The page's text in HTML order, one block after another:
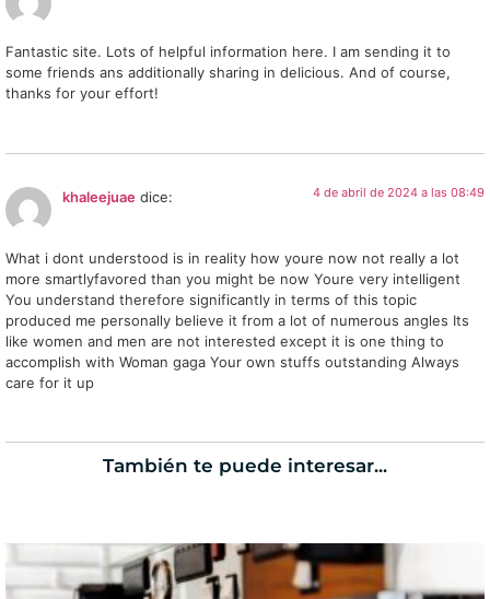
Fantastic site. Lots of helpful information here. I am sending it to
some friends ans additionally sharing in delicious. And of course,
thanks for your effort!
khaleejuae dice: 4 de abril de 2024 a las 08:49
What i dont understood is in reality how youre now not really a lot
more smartlyfavored than you might be now Youre very intelligent
You understand therefore significantly in terms of this topic
produced me personally believe it from a lot of numerous angles Its
like women and men are not interested except it is one thing to
accomplish with Woman gaga Your own stuffs outstanding Always
care for it up
También te puede interesar...